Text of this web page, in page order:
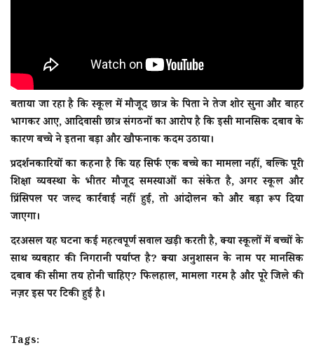
बताया जा रहा है कि स्कूल में मौजूद छात्र के पिता ने तेज शोर सुना और बाहर
भागकर आए, आदिवासी छात्र संगठनों का आरोप है कि इसी मानसिक दबाव के
कारण बच्चे ने इतना बड़ा और खौफनाक कदम उठाया।
प्रदर्शनकारियों का कहना है कि यह सिर्फ एक बच्चे का मामला नहीं, बल्कि पूरी
शिक्षा व्यवस्था के भीतर मौजूद समस्याओं का संकेत है, अगर स्कूल और
प्रिंसिपल पर जल्द कार्रवाई नहीं हुई, तो आंदोलन को और बड़ा रूप दिया
जाएगा।
दरअसल यह घटना कई महत्वपूर्ण सवाल खड़ी करती है, क्या स्कूलों में बच्चों के
साथ व्यवहार की निगरानी पर्याप्त है? क्या अनुशासन के नाम पर मानसिक
दबाव की सीमा तय होनी चाहिए? फिलहाल, मामला गरम है और पूरे जिले की
नज़र इस पर टिकी हुई है।
Tags: